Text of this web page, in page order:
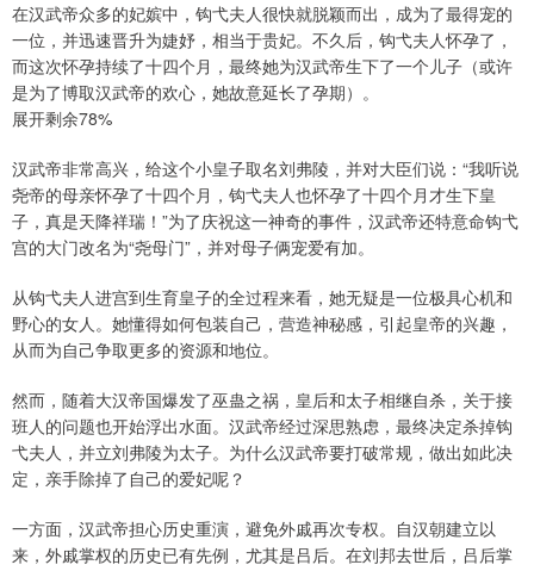
在汉武帝众多的妃嫔中，钩弋夫人很快就脱颖而出，成为了最得宠的
一位，并迅速晋升为婕妤，相当于贵妃。不久后，钩弋夫人怀孕了，
而这次怀孕持续了十四个月，最终她为汉武帝生下了一个儿子（或许
是为了博取汉武帝的欢心，她故意延长了孕期）。
展开剩余78%
汉武帝非常高兴，给这个小皇子取名刘弗陵，并对大臣们说：“我听说
尧帝的母亲怀孕了十四个月，钩弋夫人也怀孕了十四个月才生下皇
子，真是天降祥瑞！”为了庆祝这一神奇的事件，汉武帝还特意命钩弋
宫的大门改名为“尧母门”，并对母子俩宠爱有加。
从钩弋夫人进宫到生育皇子的全过程来看，她无疑是一位极具心机和
野心的女人。她懂得如何包装自己，营造神秘感，引起皇帝的兴趣，
从而为自己争取更多的资源和地位。
然而，随着大汉帝国爆发了巫蛊之祸，皇后和太子相继自杀，关于接
班人的问题也开始浮出水面。汉武帝经过深思熟虑，最终决定杀掉钩
弋夫人，并立刘弗陵为太子。为什么汉武帝要打破常规，做出如此决
定，亲手除掉了自己的爱妃呢？
一方面，汉武帝担心历史重演，避免外戚再次专权。自汉朝建立以
来，外戚掌权的历史已有先例，尤其是吕后。在刘邦去世后，吕后掌